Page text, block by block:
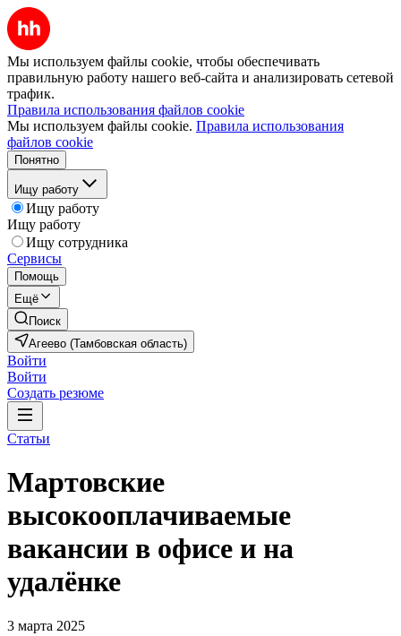
Мы используем файлы cookie, чтобы обеспечивать
правильную работу нашего веб-сайта и анализировать сетевой
трафик.
Правила использования файлов cookie
Мы используем файлы cookie. Правила использования
файлов cookie
Понятно
Ищу работу
Ищу работу
Ищу работу
Ищу сотрудника
Сервисы
Помощь
Ещё
Поиск
Агеево (Тамбовская область)
Войти
Войти
Создать резюме
Статьи
Мартовские
высокооплачиваемые
вакансии в офисе и на
удалёнке
3 марта 2025